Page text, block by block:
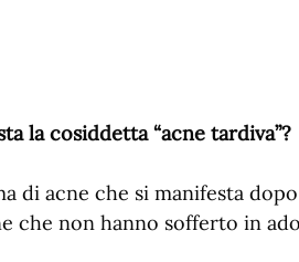
la cosiddetta “acne tardiva”?
di acne che si manifesta
che non hanno sofferto in